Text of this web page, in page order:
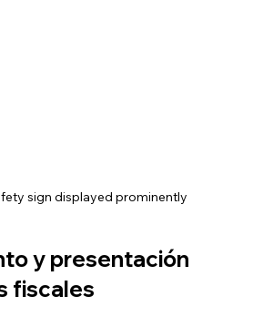
sign displayed prominently
y presentación
fiscales